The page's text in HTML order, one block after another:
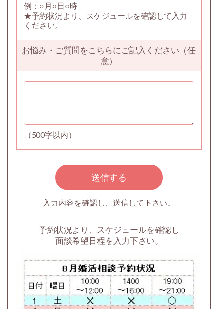
例：○月○日○時
★予約状況より、スケジュールを確認して入力
ください。
お悩み・ご質問をこちらにご記入ください（任
意）
（500字以内）
入力内容を確認し、送信して下さい。
予約状況より、スケジュールを確認し
面談希望日程を入力下さい。